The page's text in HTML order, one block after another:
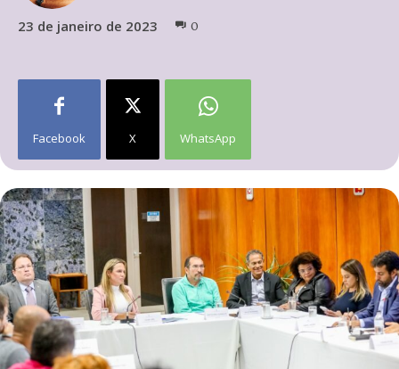
23 de janeiro de 2023 0
Facebook X WhatsApp